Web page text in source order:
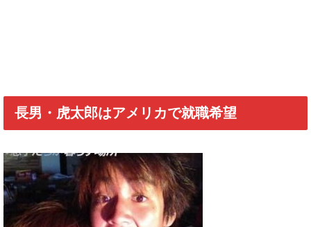
長男・虎太郎はアメリカで就職希望